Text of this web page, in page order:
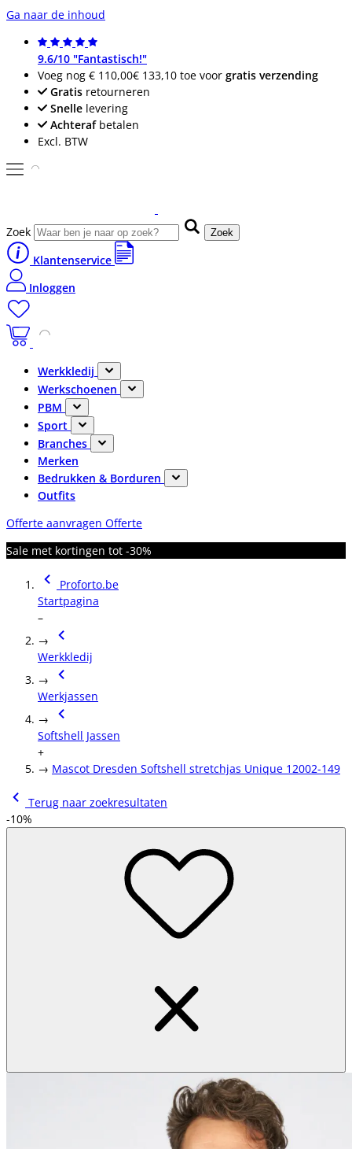
Ga naar de inhoud
9.6/10 "Fantastisch!"
Voeg nog € 110,00€ 133,10 toe voor gratis verzending
Gratis retourneren
Snelle levering
Achterafbetalen
Excl. BTW
Zoek Zoek
Klantenservice
Inloggen
Werkkledij
Werkschoenen
PBM
Sport
Branches
Merken
Bedrukken & Borduren
Outfits
Offerte aanvragen Offerte
Sale met kortingen tot -30%
Proforto.be
Startpagina
–
→
Werkkledij
→
Werkjassen
→
Softshell Jassen
+
→ Mascot Dresden Softshell stretchjas Unique 12002-149
Terug naar zoekresultaten
-10%